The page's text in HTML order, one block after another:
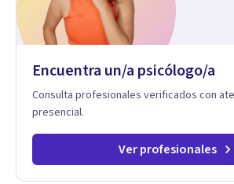
Encuentra un/a psicólogo/a
Consulta profesionales verificados con
presencial.
Ver profesionales